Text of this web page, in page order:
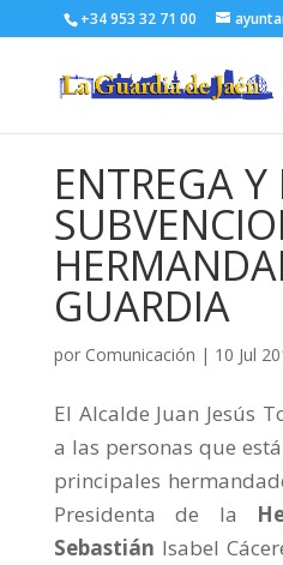
+34 953 32 71 00
ENTREGA
GUARDIA
por Comunicación | 10 Jul
El Alcalde Juan Jesús
a las personas que
principales
Presidenta de la
Sebastián Isabel